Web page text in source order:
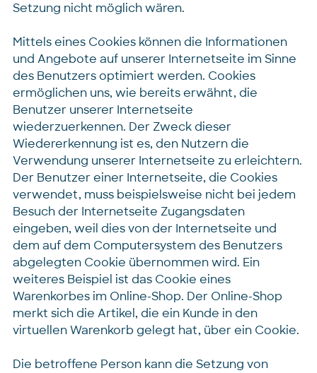
Setzung nicht möglich wären.
Mittels eines Cookies können die Informationen
und Angebote auf unserer Internetseite im Sinne
des Benutzers optimiert werden. Cookies
ermöglichen uns, wie bereits erwähnt, die
Benutzer unserer Internetseite
wiederzuerkennen. Der Zweck dieser
Wiedererkennung ist es, den Nutzern die
Verwendung unserer Internetseite zu erleichtern.
Der Benutzer einer Internetseite, die Cookies
verwendet, muss beispielsweise nicht bei jedem
Besuch der Internetseite Zugangsdaten
eingeben, weil dies von der Internetseite und
dem auf dem Computersystem des Benutzers
abgelegten Cookie übernommen wird. Ein
weiteres Beispiel ist das Cookie eines
Warenkorbes im Online-Shop. Der Online-Shop
merkt sich die Artikel, die ein Kunde in den
virtuellen Warenkorb gelegt hat, über ein Cookie.
Die betroffene Person kann die Setzung von